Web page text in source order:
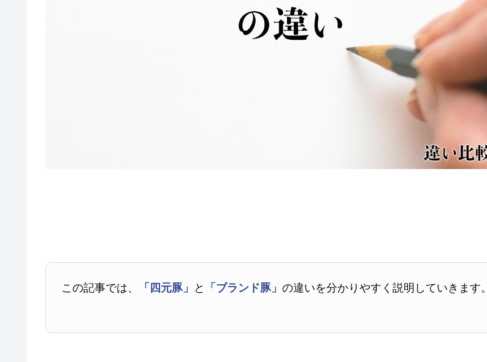
この記事では、 「四元豚」 と 「ブランド豚」の違いを分かりやすく説明していきます。